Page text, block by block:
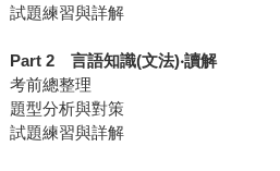
試題練習與詳解
Part 2 言語知識(文法)‧讀解
考前總整理
題型分析與對策
試題練習與詳解